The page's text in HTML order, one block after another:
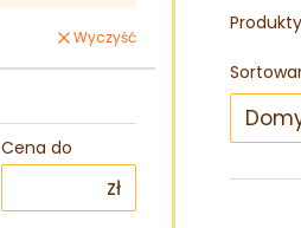
Wyczyść
Cena do
zł